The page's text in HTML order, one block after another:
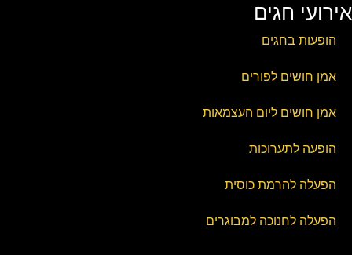
אירועי חגים
הופעות בחגים
אמן חושים לפורים
אמן חושים ליום העצמאות
הופעה לתערוכות
הפעלה להרמת כוסית
הפעלה לחנוכה למבוגרים